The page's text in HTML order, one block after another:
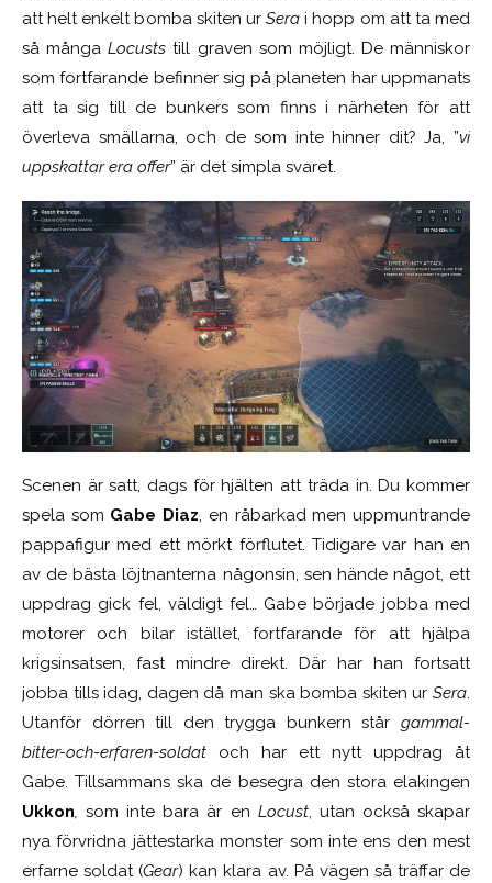
att helt enkelt bomba skiten ur Serai hopp om att ta med
så mångaLocuststill graven som möjligt. De människor
som fortfarande befinner sig på planeten har uppmanats
att ta sig till de bunkers som finns i närheten för att
överleva smällarna, och de som inte hinner dit? Ja, ”vi
uppskattar era offer” är det simpla svaret.
Scenen är satt, dags för hjälten att träda in. Du kommer
spela som Gabe Diaz, en råbarkad men uppmuntrande
pappafigur med ett mörkt förflutet. Tidigare var han en
av de bästa löjtnanterna någonsin, sen hände något, ett
uppdrag gick fel, väldigt fel… Gabe började jobba med
motorer och bilar istället, fortfarande för att hjälpa
krigsinsatsen, fast mindre direkt. Där har han fortsatt
jobba tills idag, dagen då man ska bomba skiten ur Sera.
Utanför dörren till den trygga bunkern står gammal-
bitter-och-erfaren-soldat och har ett nytt uppdrag åt
Gabe. Tillsammans ska de besegra den stora elakingen
Ukkon,som inte bara är en Locust, utan också skapar
nya förvridna jättestarka monster som inte ens den mest
erfarne soldat (Gear) kan klara av. På vägen så träffar de